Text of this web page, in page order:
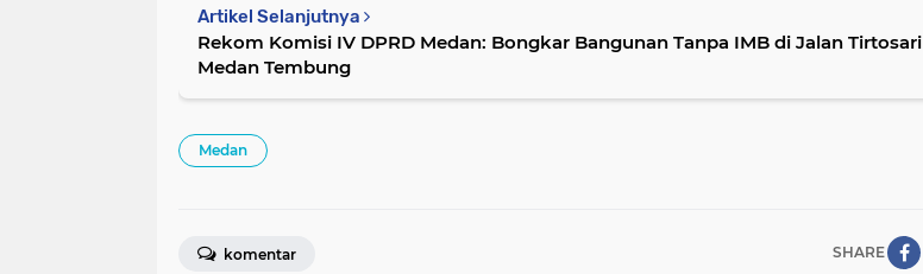
Artikel Selanjutnya
Rekom Komisi IV DPRD Medan: Bongkar Bangunan Tanpa IMB di Jalan Tirtosari
Medan Tembung
Medan
SHARE
komentar